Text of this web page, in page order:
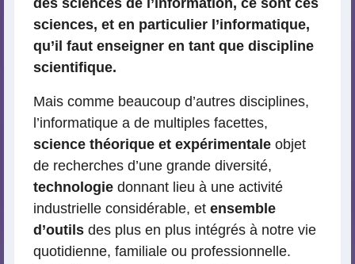
des sciences de l’information, ce sont ces
sciences, et en particulier l’informatique,
qu’il faut enseigner en tant que discipline
scientifique.
Mais comme beaucoup d’autres disciplines,
l’informatique a de multiples facettes,
science théorique et expérimentale objet
de recherches d’une grande diversité,
technologie donnant lieu à une activité
industrielle considérable, et ensemble
d’outils des plus en plus intégrés à notre vie
quotidienne, familiale ou professionnelle.